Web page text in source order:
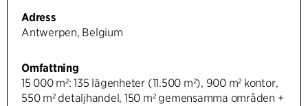
Adress
Antwerpen, Belgium
Omfattning
15 000 m²: 135 lägenheter (11.500 m²), 900 m² kontor,
550 m² detaljhandel, 150 m² gemensamma områden +